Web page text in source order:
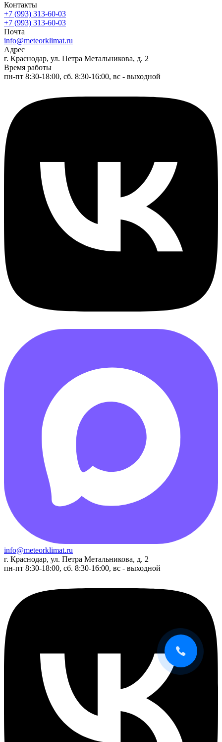
Контакты
+7 (993) 313-60-03
+7 (993) 313-60-03
Почта
info@meteorklimat.ru
Адрес
г. Краснодар, ул. Петра Метальникова, д. 2
Время работы
пн-пт 8:30-18:00, сб. 8:30-16:00, вс - выходной
info@meteorklimat.ru
г. Краснодар, ул. Петра Метальникова, д. 2
пн-пт 8:30-18:00, сб. 8:30-16:00, вс - выходной